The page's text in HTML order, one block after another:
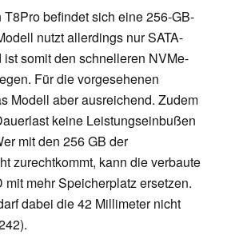
befindet sich eine 256-GB-
nutzt allerdings nur SATA-
somit den schnelleren NVMe-
Für die vorgesehenen
Modell aber ausreichend. Zudem
keine Leistungseinbußen
mit den 256 GB der
zurechtkommt, kann die verbaute
mehr Speicherplatz ersetzen.
dabei die 42 Millimeter nicht